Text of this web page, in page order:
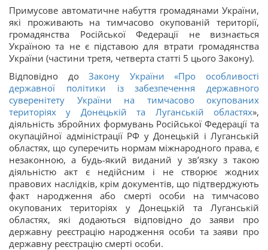
Примусове автоматичне набуття громадянами України,
які проживають на тимчасово окупованій території,
громадянства Російської Федерації не визнається
Україною та не є підставою для втрати громадянства
України (частини третя, четверта статті 5 цього Закону).
Відповідно доЗакону України «Про особливості
державної політики із забезпечення державного
суверенітету України на тимчасово окупованих
територіях у Донецькій та Луганській областях»,
діяльність збройних формувань Російської Федерації та
окупаційної адміністрації РФ у Донецькій і Луганській
областях, що суперечить нормам міжнародного права, є
незаконною, а будь-який виданий у зв’язку з такою
діяльністю акт є недійсним і не створює жодних
правових наслідків, крім документів, що підтверджують
факт народження або смерті особи на тимчасово
окупованих територіях у Донецькій та Луганській
областях, які додаються відповідно до заяви про
державну реєстрацію народження особи та заяви про
державну реєстрацію смерті особи.